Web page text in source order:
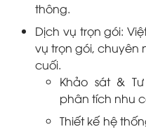
thông.
Dịch vụ trọn gói:
vụ trọn gói, chuyên
cuối.
Khảo sát &
phân tích nhu
Thiết kế hệ